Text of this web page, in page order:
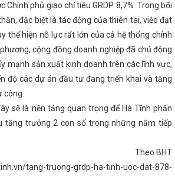
Công Thương chốt lộ trình cung ứng xăng
trình “Tự hào quê hương Hà Tĩnh”
Tổ
kỳ 2024-2027
Khai mạc Hội chợ
Bắc năm 2022
Khai mạc Phiên
Trung Quốc (ACFTA)
Lễ chuyển
Công Thương
CĐN Công Thương Hà
mang đến nhiều niềm vui, tình cảm ấm
Đảng bộ Ban Tuyên giáo và Dân vận Tỉnh
tham gia Hội chợ mùa Thu năm 2025
CÔNG THƯƠNG ĐỊA PHƯƠNG VỀ CÁC
VÀ XUẤT, NHẬP KHẨU NĂM 2023
Đặc sản Hà Tĩnh chinh phục người
động triển khai các giải pháp thúc đẩy
mại bền vững đáp ứng các chính sách
Thương Hà Tĩnh: Hội chợ Mùa Thu mở cơ
Chính phủ giao chỉ tiêu GRDP 8,7%. Trong bối
đặc biệt là tác động của thiên tai, việc đạt
thể hiện nỗ lực rất lớn của cả hệ thống chính
cộng đồng doanh nghiệp đã chủ động
mạnh sản xuất kinh doanh trên các lĩnh vực,
độ các dự án đầu tư đang triển khai và tăng
công.
sẽ là nền tảng quan trọng để Hà Tĩnh phấn
tăng trưởng 2 con số trong những năm tiếp
Theo BHT
tang-truong-grdp-ha-tinh-uoc-dat-878-